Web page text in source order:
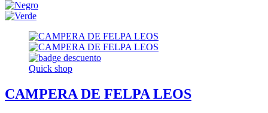
Quick shop
CAMPERA DE FELPA LEOS